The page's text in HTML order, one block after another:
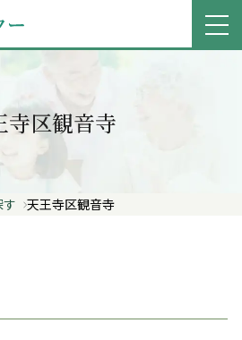
寺区観音寺
天王寺区観音寺